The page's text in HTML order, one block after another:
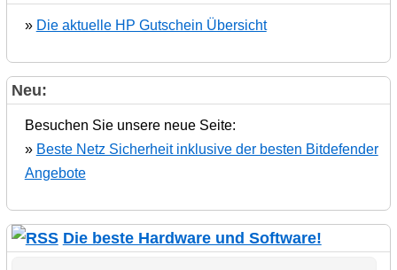
» Die aktuelle HP Gutschein Übersicht
Neu:
Besuchen Sie unsere neue Seite:
» Beste Netz Sicherheit inklusive der besten Bitdefender
Angebote
Die beste Hardware und Software!